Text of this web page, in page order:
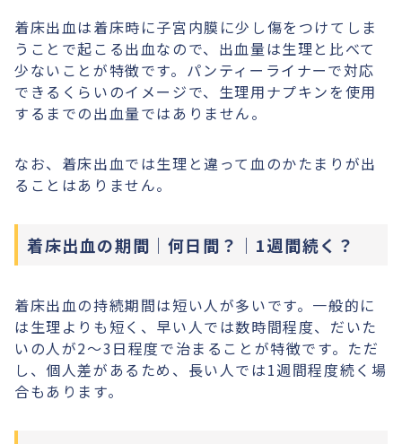
着床出血は着床時に子宮内膜に少し傷をつけてしま
うことで起こる出血なので、出血量は生理と比べて
少ないことが特徴です。パンティーライナーで対応
できるくらいのイメージで、生理用ナプキンを使用
するまでの出血量ではありません。
なお、着床出血では生理と違って血のかたまりが出
ることはありません。
着床出血の期間｜何日間？｜1週間続く？
着床出血の持続期間は短い人が多いです。一般的に
は生理よりも短く、早い人では数時間程度、だいた
いの人が2〜3日程度で治まることが特徴です。ただ
し、個人差があるため、長い人では1週間程度続く場
合もあります。